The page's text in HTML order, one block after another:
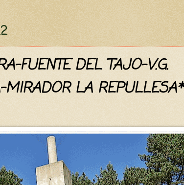
FUENTE DEL TAJO-V.G.
LA REPULLESA*